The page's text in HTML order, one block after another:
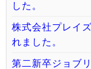
した。
株式会社プレイ
れました。
第二新卒ジョブ